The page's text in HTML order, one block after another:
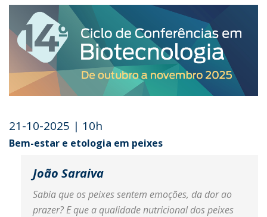
21-10-2025 | 10h
Bem-estar e etologia em peixes
João Saraiva
Sabia que os peixes sentem emoções, da dor ao
prazer? E que a qualidade nutricional dos peixes